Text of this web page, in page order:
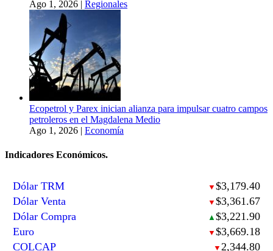
Ago 1, 2026 | Regionales
Ecopetrol y Parex inician alianza para impulsar cuatro campos
petroleros en el Magdalena Medio
Ago 1, 2026 | Economía
Indicadores Económicos.
Dólar TRM ▼ $3,179.40
Dólar Venta
▼ $3,361.67
Dólar Compra
▲ $3,221.90
Euro
▼ $3,669.18
COLCAP
▼ 2,344.80